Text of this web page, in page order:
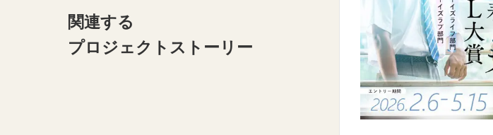
関連する
プロジェクトストーリー